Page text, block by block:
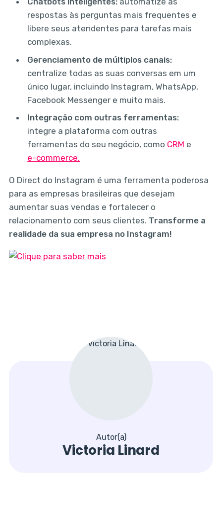
respostas às perguntas mais frequentes e
libere seus atendentes para tarefas mais
complexas.
Gerenciamento de múltiplos canais:
centralize todas as suas conversas em um
único lugar, incluindo Instagram, WhatsApp,
Facebook Messenger e muito mais.
Integração com outras ferramentas:
integre a plataforma com outras
ferramentas do seu negócio, como CRM e
e-commerce.
O Direct do Instagram é uma ferramenta poderosa
para as empresas brasileiras que desejam
aumentar suas vendas e fortalecer o
relacionamento com seus clientes. Transforme a
realidade da sua empresa no Instagram!
Autor(a)
Victoria Linard